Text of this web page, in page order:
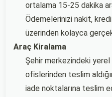
ortalama 15-25 dakika
Ödemelerinizi nakit,
üzerinden kolayca
Araç Kiralama
Şehir merkezindeki yerel
ofislerinden teslim
iade noktalarına teslim